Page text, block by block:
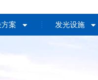
案 发光设施